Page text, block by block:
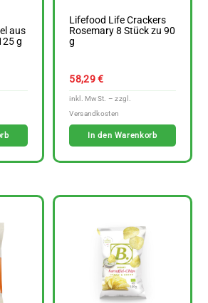
aus
g
Lifefood Life Crackers
Rosemary 8 Stück zu 90
g
58,29€
In den Warenkorb